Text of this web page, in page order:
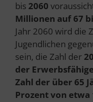
bis 2060
Millionen auf 67
Jahr 2060 wird die
Jugendlichen
sein, die Zahl der
der
Zahl der über 65
Prozent von